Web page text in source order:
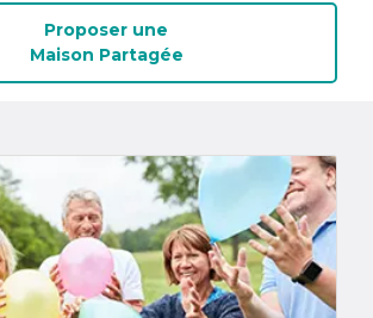
Proposer une
Maison Partagée